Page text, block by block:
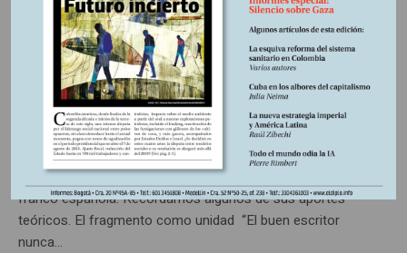
Walter Benjamin: un filósofo
Flâneur
Hace ochenta y cinco años, en la noche del 26 al 27
septiembre de 1940 en una sencilla fonda en Port Bou en la
provincia de Girona, España, murió el filósofo alemán
Walter Benjamin mientras intentaba pasar la frontera
franco española. Recordamos algunos de sus aportes
teóricos. El fragmento como unidad “El buen escritor
nunca...